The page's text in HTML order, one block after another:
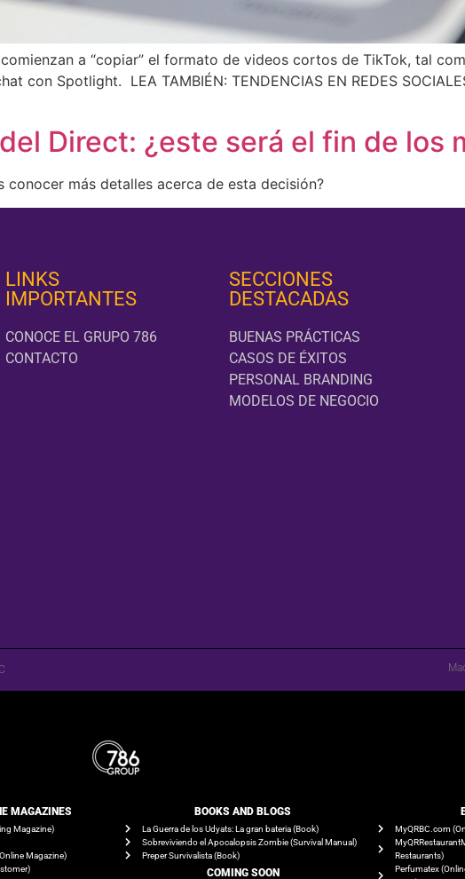
a “copiar” el formato de videos cortos de TikTok, tal
con Spotlight. LEA TAMBIÉN: TENDENCIAS EN REDES
Direct: ¿este será el fin de los
más detalles acerca de esta decisión?
LINKS
IMPORTANTES
CONOCE EL GRUPO 786
CONTACTO
SECCIONES
DESTACADAS
BUENAS PRÁCTICAS
CASOS DE ÉXITOS
PERSONAL BRANDING
MODELOS DE NEGOCIO
MAGAZINES
Magazine)
Magazine)
BOOKS AND BLOGS​
La Guerra de los Udyats: La gran bateria (Book)
Sobreviviendo el Apocalopsis Zombie (Survival Manual)
Preper Survivalista (Book)
COMING SOON
MyQRBC.com
Restaurants)
Perfumatex